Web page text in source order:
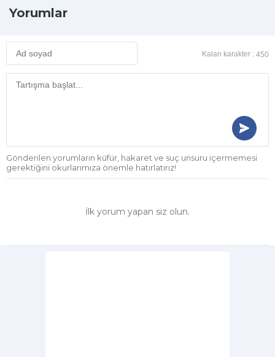
Yorumlar
Kalan karakter : 450
Gönderilen yorumların küfür, hakaret ve suç unsuru içermemesi
gerektiğini okurlarımıza önemle hatırlatırız!
İlk yorum yapan siz olun.